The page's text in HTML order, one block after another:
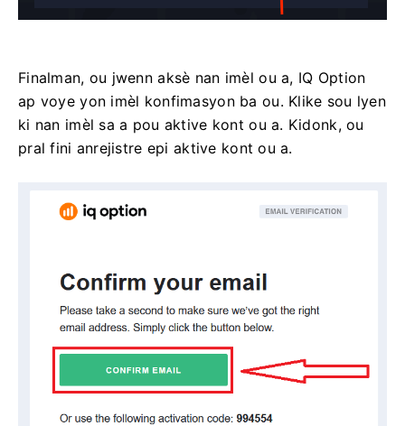
Finalman, ou jwenn aksè nan imèl ou a, IQ Option
ap voye yon imèl konfimasyon ba ou. Klike sou lyen
ki nan imèl sa a pou aktive kont ou a. Kidonk, ou
pral fini anrejistre epi aktive kont ou a.